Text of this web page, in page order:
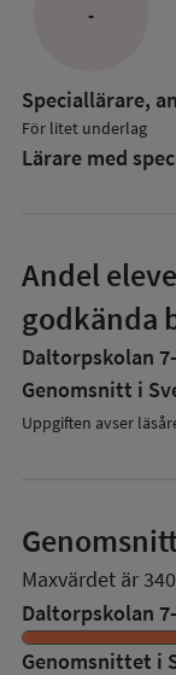
-
Speciallärare,
För litet underlag
Lärare med
Andel
godkända
Daltorpskolan
Genomsnitt i
Uppgiften avser
Maxvärdet är
Daltorpskolan
Genomsnittet i